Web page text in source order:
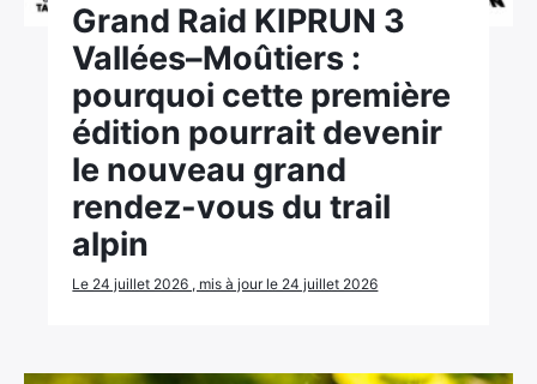
Grand Raid KIPRUN 3
Vallées–Moûtiers :
pourquoi cette première
édition pourrait devenir
le nouveau grand
rendez-vous du trail
alpin
Le 24 juillet 2026 , mis à jour le 24 juillet 2026